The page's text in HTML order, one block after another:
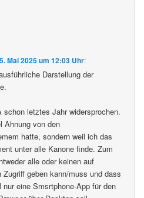
5. Mai 2025 um 12:03 Uhr:
Darstellung der
schon letztes Jahr widersprochen.
Ahnung von den
hatte, sondern weil ich das
unter alle Kanone finde. Zum
alle oder keinen auf
geben kann/muss und dass
eine Smsrtphone-App für den